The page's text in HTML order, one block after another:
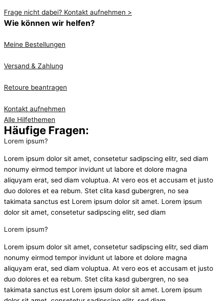
Frage nicht dabei? Kontakt aufnehmen >
Wie können wir helfen?
Meine Bestellungen
Versand & Zahlung
Retoure beantragen
Kontakt aufnehmen
Alle Hilfethemen
Häufige Fragen:
Lorem ipsum?
Lorem ipsum dolor sit amet, consetetur sadipscing elitr, sed diam
nonumy eirmod tempor invidunt ut labore et dolore magna
aliquyam erat, sed diam voluptua. At vero eos et accusam et justo
duo dolores et ea rebum. Stet clita kasd gubergren, no sea
takimata sanctus est Lorem ipsum dolor sit amet. Lorem ipsum
dolor sit amet, consetetur sadipscing elitr, sed diam
Lorem ipsum?
Lorem ipsum dolor sit amet, consetetur sadipscing elitr, sed diam
nonumy eirmod tempor invidunt ut labore et dolore magna
aliquyam erat, sed diam voluptua. At vero eos et accusam et justo
duo dolores et ea rebum. Stet clita kasd gubergren, no sea
takimata sanctus est Lorem ipsum dolor sit amet. Lorem ipsum